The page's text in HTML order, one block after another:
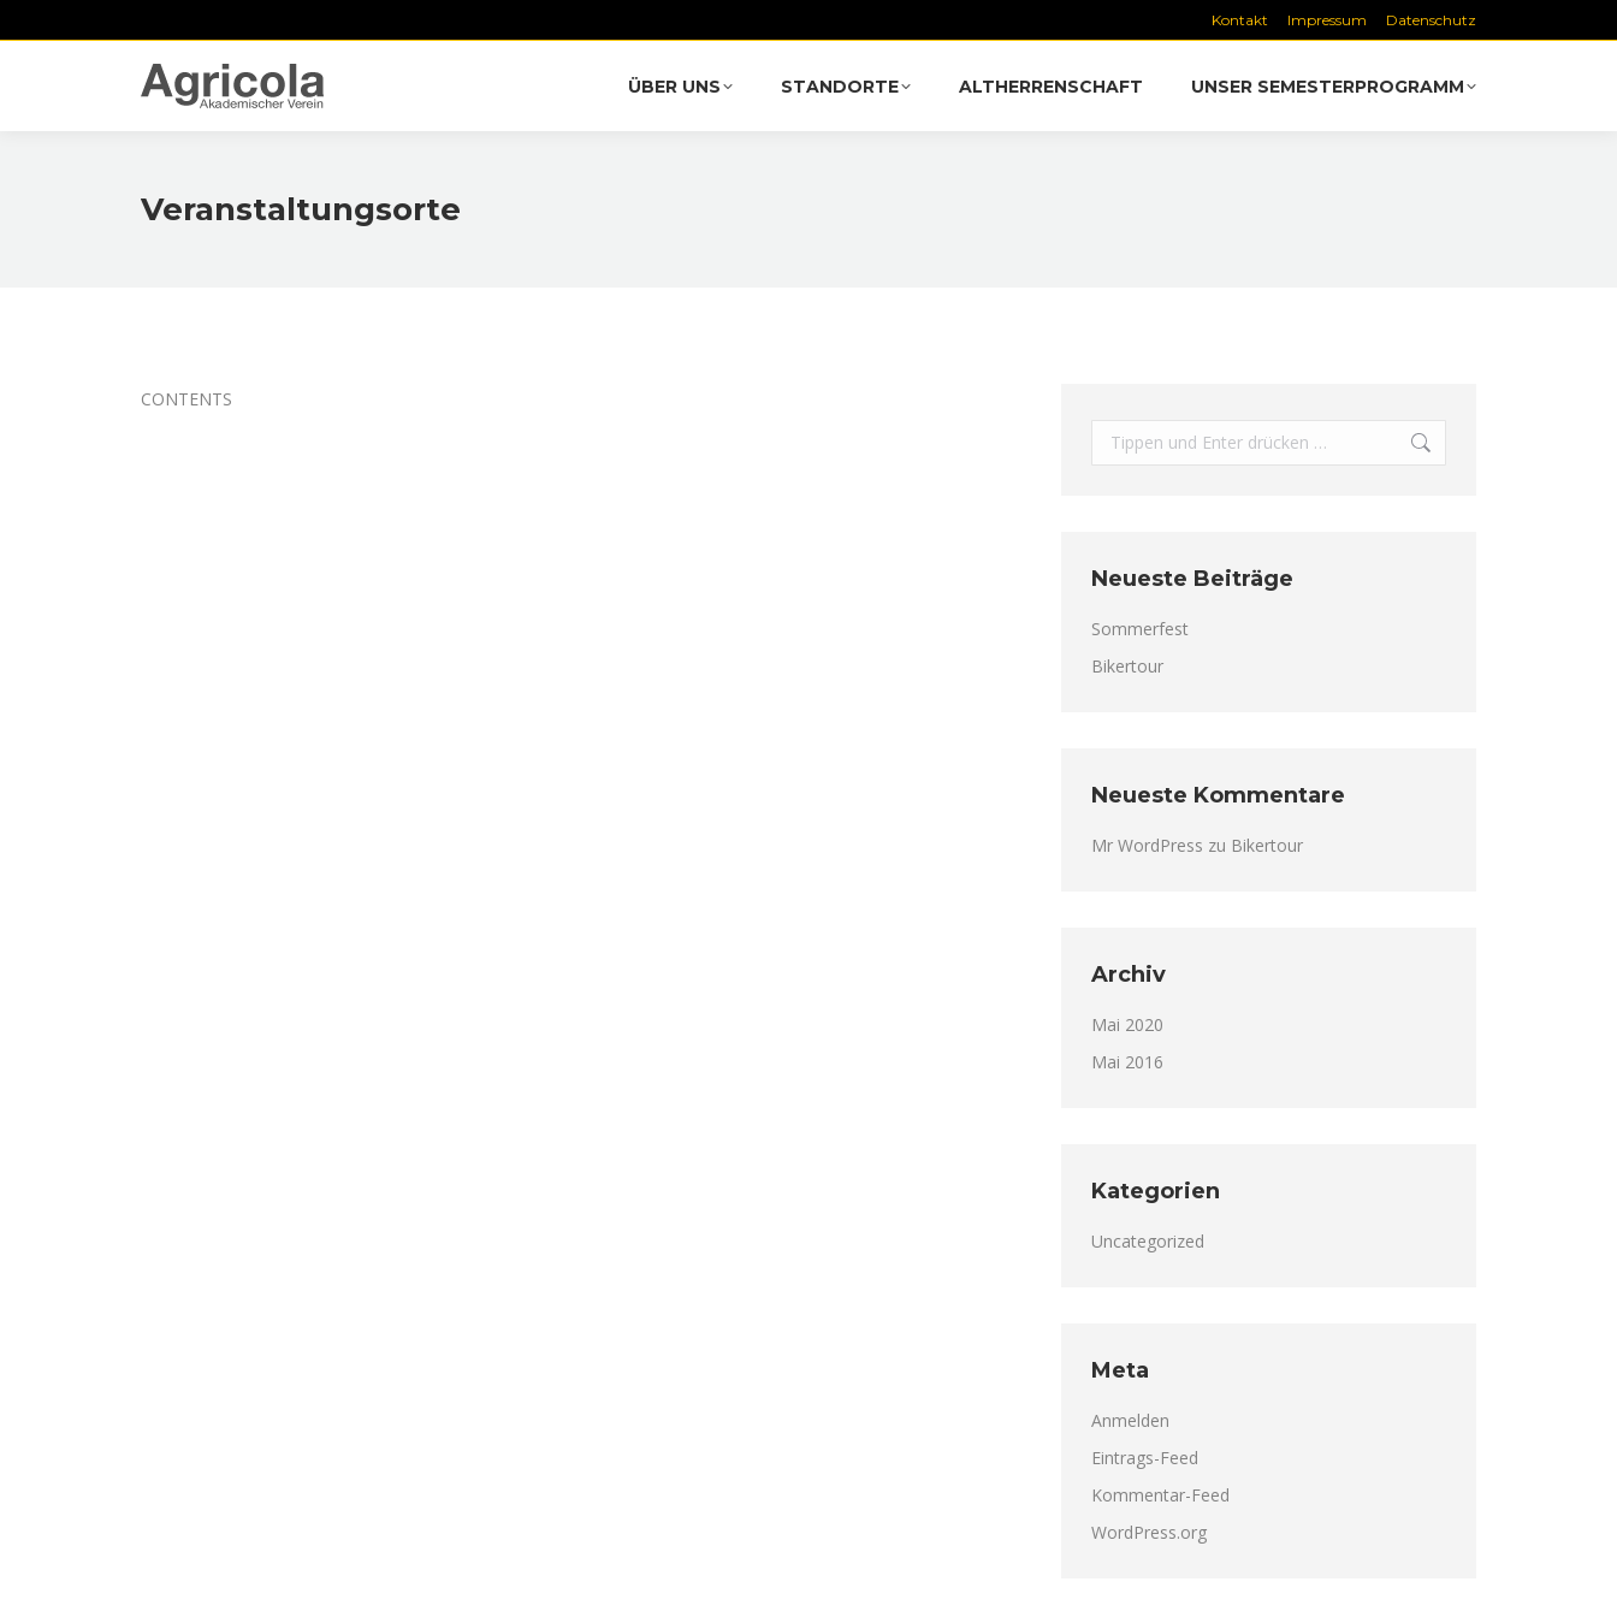
Kontakt Impressum Datenschutz
ÜBER UNS STANDORTE ALTHERRENSCHAFT UNSER SEMESTERPROGRAMM
Veranstaltungsorte
CONTENTS
Search:
Neueste Beiträge
Sommerfest
Bikertour
Neueste Kommentare
Mr WordPress zu Bikertour
Archiv
Mai 2020
Mai 2016
Kategorien
Uncategorized
Meta
Anmelden
Eintrags-Feed
Kommentar-Feed
WordPress.org